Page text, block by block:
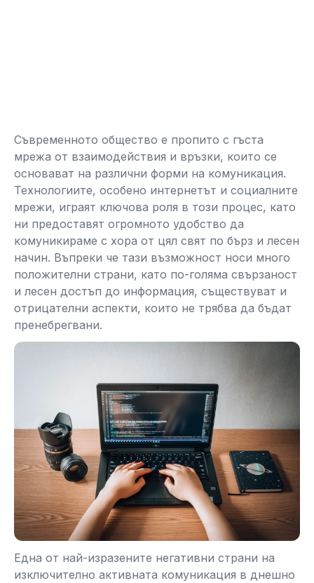
Съвременното общество е пропито с гъста
мрежа от взаимодействия и връзки, които се
основават на различни форми на комуникация.
Технологиите, особено интернетът и социалните
мрежи, играят ключова роля в този процес, като
ни предоставят огромното удобство да
комуникираме с хора от цял свят по бърз и лесен
начин. Въпреки че тази възможност носи много
положителни страни, като по-голяма свързаност
и лесен достъп до информация, съществуват и
отрицателни аспекти, които не трябва да бъдат
пренебрегвани.
Една от най-изразените негативни страни на
изключително активната комуникация в днешно